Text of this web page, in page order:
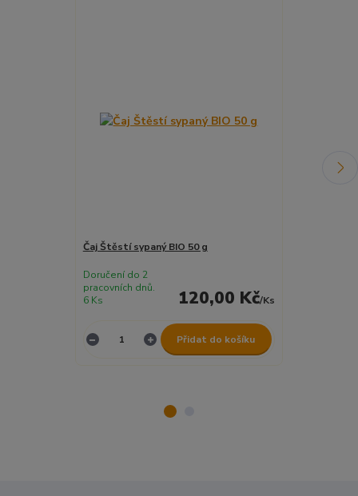
Čaj Štěstí sypaný BIO 50 g
120,00 Kč/Ks
Doručení do 2
pracovních dnů.
6 Ks
Přidat do košíku